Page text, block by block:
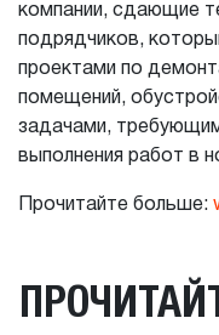
компании, сдающие
подрядчиков,
проектами по
помещений,
задачами,
выполнения работ в
Прочитайте больше: